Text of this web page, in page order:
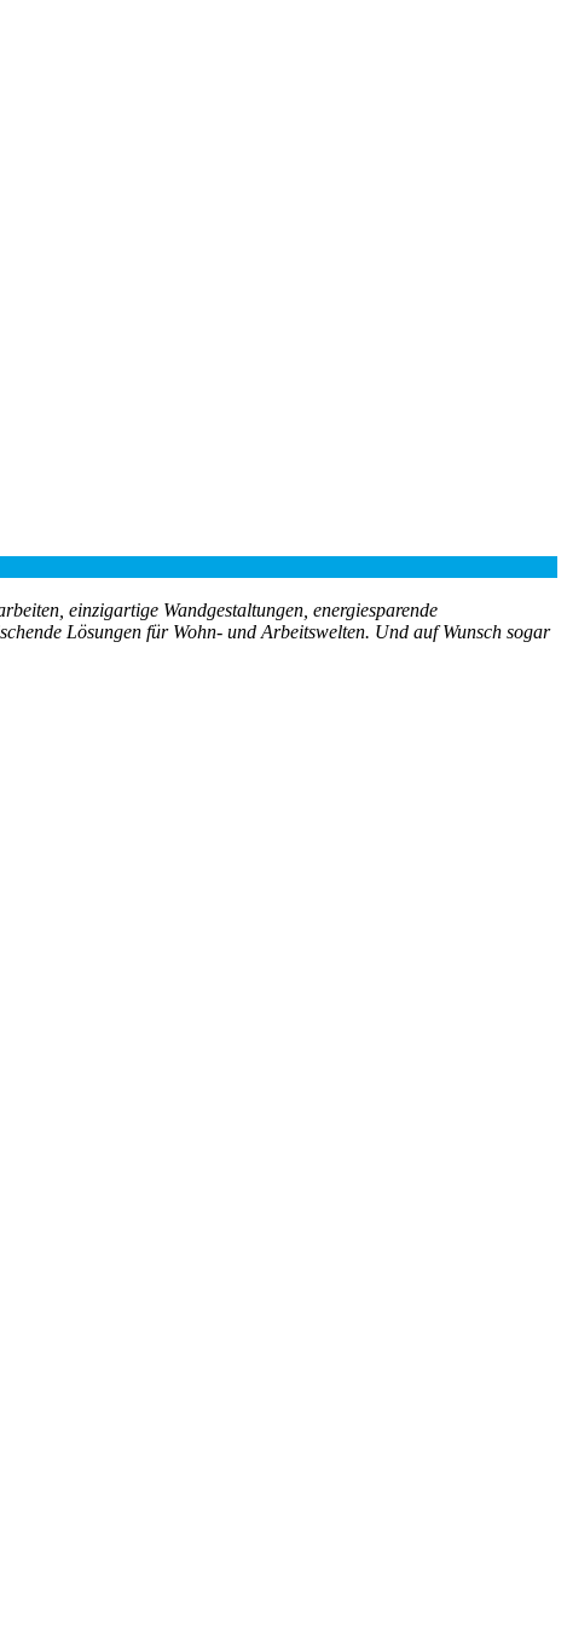
einzigartige Wandgestaltungen, energiesparende
Lösungen für Wohn- und Arbeitswelten. Und auf Wunsch sogar